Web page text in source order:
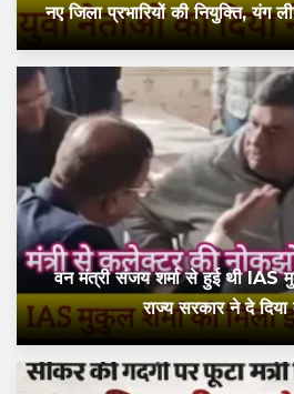
नए जिला प्रभारियों की नियुक्ति, यंग
वन मंत्री संजय शर्मा से हुई थी IAS
राज्य सरकार ने दे दिया